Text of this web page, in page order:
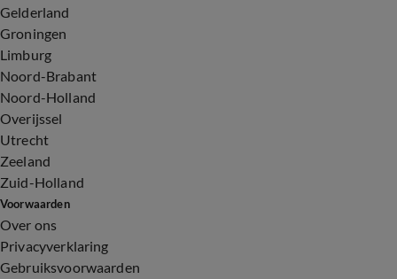
Gelderland
Groningen
Limburg
Noord-Brabant
Noord-Holland
Overijssel
Utrecht
Zeeland
Zuid-Holland
Voorwaarden
Over ons
Privacyverklaring
Gebruiksvoorwaarden